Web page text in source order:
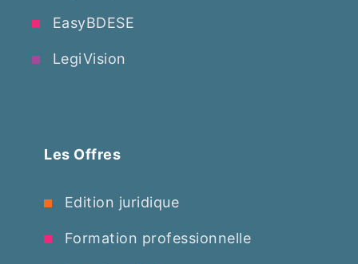
EasyBDESE
LegiVision
Les Offres
Edition juridique
Formation professionnelle